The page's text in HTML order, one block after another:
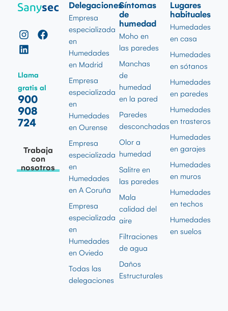
Llama
gratis al
900
908
724
Trabaja
con
nosotros
Delegaciones
Empresa
especializada
en
Humedades
en Madrid
Empresa
especializada
en
Humedades
en Ourense
Empresa
especializada
en
Humedades
en A Coruña
Empresa
especializada
en
Humedades
en Oviedo
Todas las
delegaciones
Síntomas
de
humedad
Moho en
las paredes
Manchas
de
humedad
en la pared
Paredes
desconchadas
Olor a
humedad
Salitre en
las paredes
Mala
calidad del
aire
Filtraciones
de agua
Daños
Estructurales
Lugares
habituales
Humedades
en casa
Humedades
en sótanos
Humedades
en paredes
Humedades
en trasteros
Humedades
en garajes
Humedades
en muros
Humedades
en techos
Humedades
en suelos